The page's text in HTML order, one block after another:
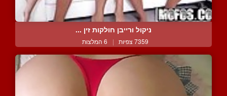
ניקול ורייבן חולקות זין ...
7359 צפיות | 6 המלצות